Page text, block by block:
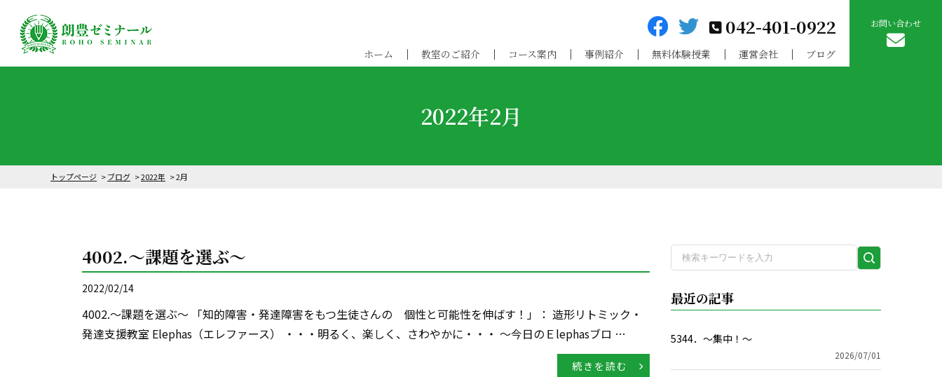
042-401-0922
ホーム 教室のご紹介 コース案内 事例紹介 無料体験授業 運営会社 ブログ
お問い合わせ
2022年2月
トップページ ブログ 2022年 2月
4002.～課題を選ぶ～
2022/02/14
4002.～課題を選ぶ～ 「知的障害・発達障害をもつ生徒さんの 個性と可能性を伸ばす！」： 造形リトミック・
発達支援教室 Elephas（エレファース） ・・・明るく、楽しく、さわやかに・・・ ～今日のＥlephasブロ …
続きを読む
検
最近の記事
5344．～集中！〜
2026/07/01